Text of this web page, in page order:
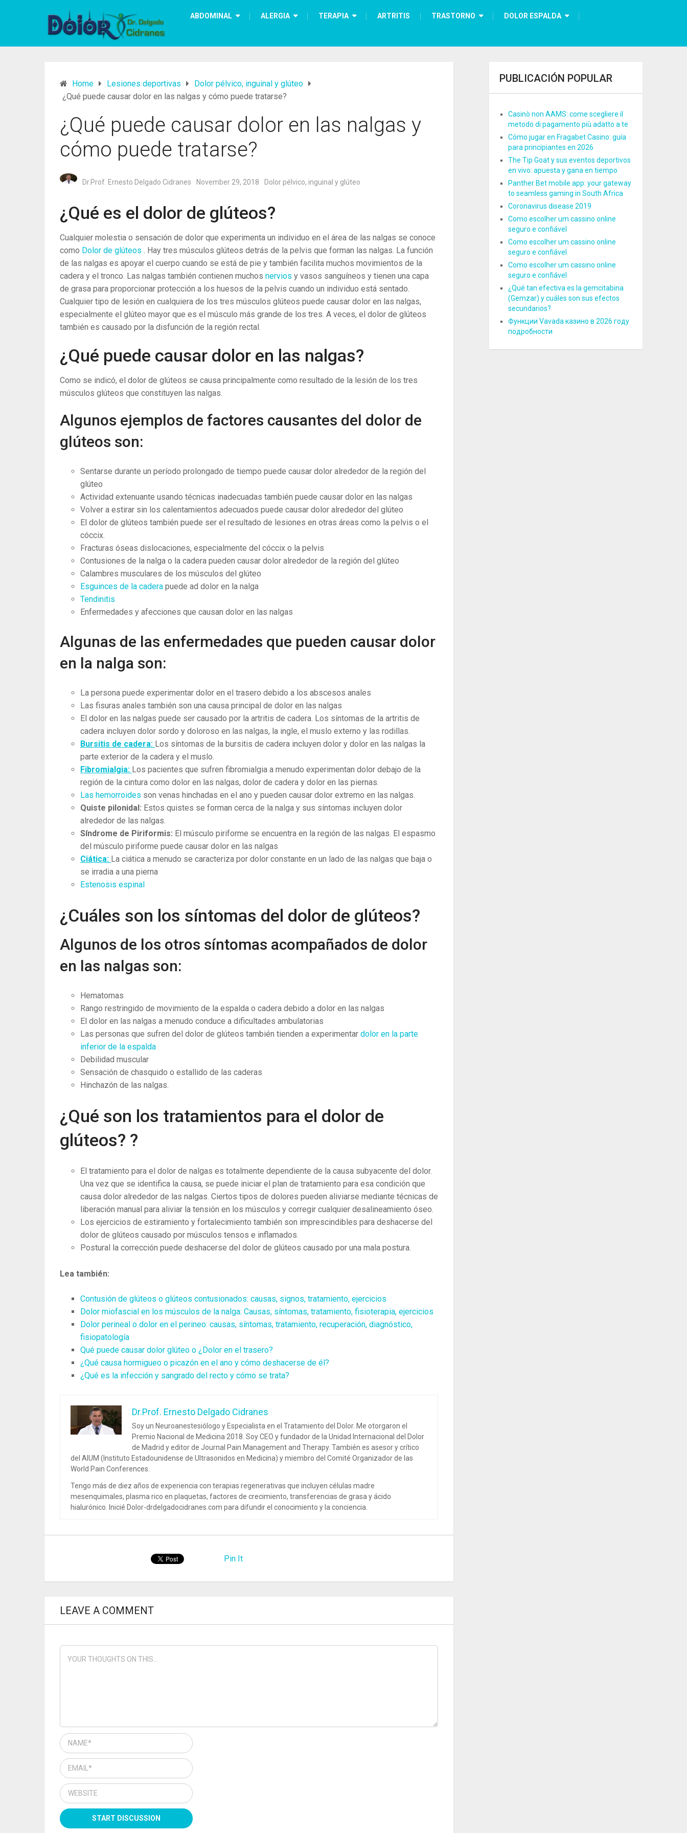
ABDOMINAL ALERGIA TERAPIA ARTRITIS TRASTORNO DOLOR ESPALDA
Home Lesiones deportivas
Dolor pélvico, inguinal y glúteo
¿Qué puede causar dolor en las nalgas y cómo puede tratarse?
¿Qué puede causar dolor en las nalgas y
cómo puede tratarse?
Dr.Prof. Ernesto Delgado Cidranes November 29, 2018 Dolor pélvico, inguinal y glúteo
¿Qué es el dolor de glúteos?
Cualquier molestia o sensación de dolor que experimenta un individuo en el área de las nalgas se conoce
como Dolor de glúteos . Hay tres músculos glúteos detrás de la pelvis que forman las nalgas. La función
de las nalgas es apoyar el cuerpo cuando se está de pie y también facilita muchos movimientos de la
cadera y el tronco. Las nalgas también contienen muchos nervios y vasos sanguíneos y tienen una capa
de grasa para proporcionar protección a los huesos de la pelvis cuando un individuo está sentado.
Cualquier tipo de lesión en cualquiera de los tres músculos glúteos puede causar dolor en las nalgas,
especialmente el glúteo mayor que es el músculo más grande de los tres. A veces, el dolor de glúteos
también es causado por la disfunción de la región rectal.
¿Qué puede causar dolor en las nalgas?
Como se indicó, el dolor de glúteos se causa principalmente como resultado de la lesión de los tres
músculos glúteos que constituyen las nalgas.
Algunos ejemplos de factores causantes del dolor de
glúteos son:
Sentarse durante un período prolongado de tiempo puede causar dolor alrededor de la región del
glúteo
Actividad extenuante usando técnicas inadecuadas también puede causar dolor en las nalgas
Volver a estirar sin los calentamientos adecuados puede causar dolor alrededor del glúteo
El dolor de glúteos también puede ser el resultado de lesiones en otras áreas como la pelvis o el
cóccix.
Fracturas óseas dislocaciones, especialmente del cóccix o la pelvis
Contusiones de la nalga o la cadera pueden causar dolor alrededor de la región del glúteo
Calambres musculares de los músculos del glúteo
Esguinces de la cadera puede ad dolor en la nalga
Tendinitis
Enfermedades y afecciones que causan dolor en las nalgas
Algunas de las enfermedades que pueden causar dolor
en la nalga son:
La ​​persona puede experimentar dolor en el trasero debido a los abscesos anales
Las fisuras anales también son una causa principal de dolor en las nalgas
El dolor en las nalgas puede ser causado por la artritis de cadera. Los síntomas de la artritis de
cadera incluyen dolor sordo y doloroso en las nalgas, la ingle, el muslo externo y las rodillas.
Bursitis de cadera: Los síntomas de la bursitis de cadera incluyen dolor y dolor en las nalgas la
parte exterior de la cadera y el muslo.
Fibromialgia: Los pacientes que sufren fibromialgia a menudo experimentan dolor debajo de la
región de la cintura como dolor en las nalgas, dolor de cadera y dolor en las piernas.
Las hemorroides son ​​venas hinchadas en el ano y pueden causar dolor extremo en las nalgas.
Quiste pilonidal: Estos quistes se forman cerca de la nalga y sus síntomas incluyen dolor
alrededor de las nalgas.
Síndrome de Piriformis: El músculo piriforme se encuentra en la región de las nalgas. El espasmo
del músculo piriforme puede causar dolor en las nalgas
Ciática: La ciática a menudo se caracteriza por dolor constante en un lado de las nalgas que baja o
se irradia a una pierna
Estenosis espinal
¿Cuáles son los síntomas del dolor de glúteos?
Algunos de los otros síntomas acompañados de dolor
en las nalgas son:
Hematomas
Rango restringido de movimiento de la espalda o cadera debido a dolor en las nalgas
El dolor en las nalgas a menudo conduce a dificultades ambulatorias
Las personas que sufren del dolor de glúteos también tienden a experimentar dolor en la parte
inferior de la espalda
Debilidad muscular
Sensación de chasquido o estallido de las caderas
Hinchazón de las nalgas.
¿Qué son los tratamientos para el dolor de
glúteos? ?
El tratamiento para el dolor de nalgas es totalmente dependiente de la causa subyacente del dolor.
Una vez que se identifica la causa, se puede iniciar el plan de tratamiento para esa condición que
causa dolor alrededor de las nalgas. Ciertos tipos de dolores pueden aliviarse mediante técnicas de
liberación manual para aliviar la tensión en los músculos y corregir cualquier desalineamiento óseo.
Los ejercicios de estiramiento y fortalecimiento también son imprescindibles para deshacerse del
dolor de glúteos causado por músculos tensos e inflamados.
Postural la corrección puede deshacerse del dolor de glúteos causado por una mala postura.
Lea también:
Contusión de glúteos o glúteos contusionados: causas, signos, tratamiento, ejercicios
Dolor miofascial en los músculos de la nalga: Causas, síntomas, tratamiento, fisioterapia, ejercicios
Dolor perineal o dolor en el perineo: causas, síntomas, tratamiento, recuperación, diagnóstico,
fisiopatología
Qué puede causar dolor glúteo o ¿Dolor en el trasero?
¿Qué causa hormigueo o picazón en el ano y cómo deshacerse de él?
¿Qué es la infección y sangrado del recto y cómo se trata?
Dr.Prof. Ernesto Delgado Cidranes
Soy un Neuroanestesiólogo y Especialista en el Tratamiento del Dolor. Me otorgaron el
Premio Nacional de Medicina 2018. Soy CEO y fundador de la Unidad Internacional del Dolor
de Madrid y editor de Journal Pain Management and Therapy. También es asesor y crítico
del AIUM (Instituto Estadounidense de Ultrasonidos en Medicina) y miembro del Comité Organizador de las
World Pain Conferences.
Tengo más de diez años de experiencia con terapias regenerativas que incluyen células madre
mesenquimales, plasma rico en plaquetas, factores de crecimiento, transferencias de grasa y ácido
hialurónico. Inicié Dolor-drdelgadocidranes.com para difundir el conocimiento y la conciencia.
Pin It
LEAVE A COMMENT
PUBLICACIÓN POPULAR
Casinò non AAMS: come scegliere il
metodo di pagamento più adatto a te
Cómo jugar en Fragabet Casino: guía
para principiantes en 2026
The Tip Goat y sus eventos deportivos
en vivo: apuesta y gana en tiempo
Panther Bet mobile app: your gateway
to seamless gaming in South Africa
Coronavirus disease 2019
Como escolher um cassino online
seguro e confiável
Como escolher um cassino online
seguro e confiável
Como escolher um cassino online
seguro e confiável
¿Qué tan efectiva es la gemcitabina
(Gemzar) y cuáles son sus efectos
secundarios?
Функции Vavada казино в 2026 году
подробности